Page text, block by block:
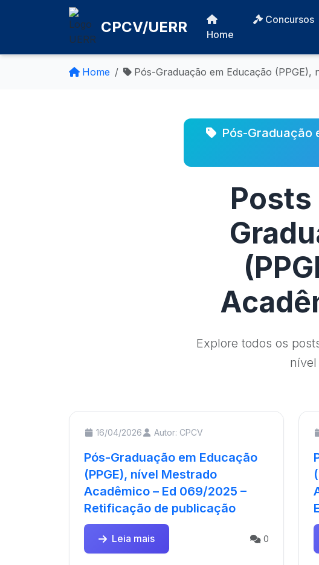
CPCV/UERR Home
Concursos
Home Pós-Graduação em Educação
Pós-Graduação
Posts
Explore todos os
16/04/2026 Autor: CPCV
Pós-Graduação em Educação
(PPGE), nível Mestrado
Acadêmico – Ed 069/2025 –
Retificação de publicação
Leia mais 0